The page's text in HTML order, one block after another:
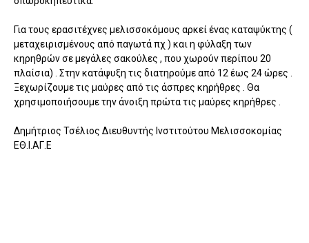
Για τους ερασιτέχνες μελισσοκόμους αρκεί ένας καταψύκτης (
μεταχειρισμένους από παγωτά πχ ) και η φύλαξη των
κηρηθρών σε μεγάλες σακούλες , που χωρούν περίπου 20
πλαίσια) . Στην κατάψυξη τις διατηρούμε από 12 έως 24 ώρες .
Ξεχωρίζουμε τις μαύρες από τις άσπρες κηρήθρες . Θα
χρησιμοποιήσουμε την άνοιξη πρώτα τις μαύρες κηρήθρες .
Δημήτριος Τσέλιος Διευθυντής Ινστιτούτου Μελισσοκομίας
ΕΘ.Ι.ΑΓ.Ε